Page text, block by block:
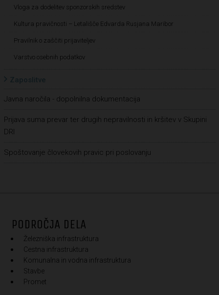
Vloga za dodelitev sponzorskih sredstev
Kultura pravičnosti – Letališče Edvarda Rusjana Maribor
Pravilnik o zaščiti prijaviteljev
Varstvo osebnih podatkov
Zaposlitve
Javna naročila - dopolnilna dokumentacija
Prijava suma prevar ter drugih nepravilnosti in kršitev v Skupini
DRI
Spoštovanje človekovih pravic pri poslovanju
PODROČJA DELA
Železniška infrastruktura
Cestna infrastruktura
Komunalna in vodna infrastruktura
Stavbe
Promet